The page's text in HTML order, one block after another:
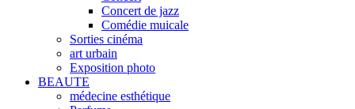
Concert de jazz
Comédie muicale
Sorties cinéma
art urbain
Exposition photo
BEAUTE
médecine esthétique